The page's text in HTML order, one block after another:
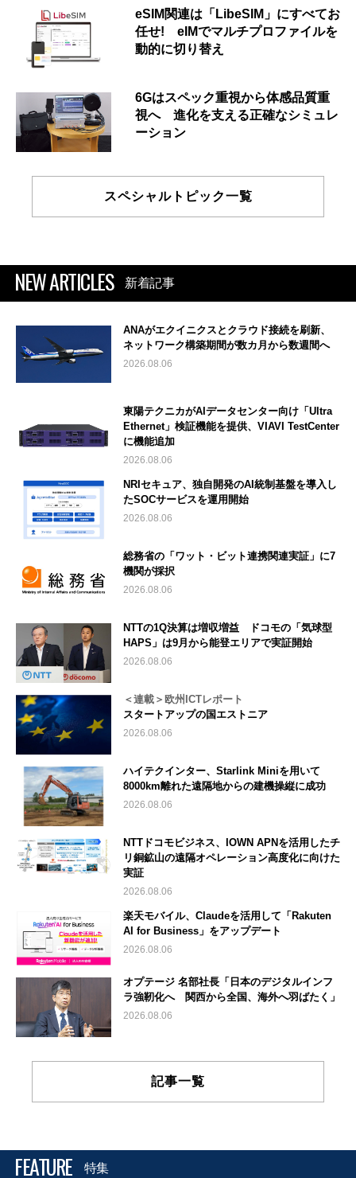
eSIM関連は「LibeSIM」にすべてお
任せ! eIMでマルチプロファイルを
動的に切り替え
6Gはスペック重視から体感品質重
視へ 進化を支える正確なシミュレ
ーション
スペシャルトピック一覧
NEW ARTICLES 新着記事
ANAがエクイニクスとクラウド接続を刷新、
ネットワーク構築期間が数カ月から数週間へ
2026.08.06
東陽テクニカがAIデータセンター向け「Ultra
Ethernet」検証機能を提供、VIAVI TestCenter
に機能追加
2026.08.06
NRIセキュア、独自開発のAI統制基盤を導入し
たSOCサービスを運用開始
2026.08.06
総務省の「ワット・ビット連携関連実証」に7
機関が採択
2026.08.06
NTTの1Q決算は増収増益 ドコモの「気球型
HAPS」は9月から能登エリアで実証開始
2026.08.06
＜連載＞欧州ICTレポート
スタートアップの国エストニア
2026.08.06
ハイテクインター、Starlink Miniを用いて
8000km離れた遠隔地からの建機操縦に成功
2026.08.06
NTTドコモビジネス、IOWN APNを活用したチ
リ銅鉱山の遠隔オペレーション高度化に向けた
実証
2026.08.06
楽天モバイル、Claudeを活用して「Rakuten
AI for Business」をアップデート
2026.08.06
オプテージ 名部社長「日本のデジタルインフ
ラ強靭化へ 関西から全国、海外へ羽ばたく」
2026.08.06
記事一覧
FEATURE 特集